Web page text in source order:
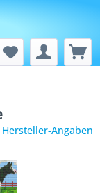
Hersteller-Angaben